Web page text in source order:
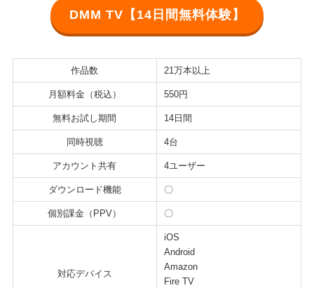
DMM TV【14日間無料体験】
作品数 21万本以上
月額料金（税込） 550円
無料お試し期間 14日間
同時視聴 4台
アカウント共有 4ユーザー
ダウンロード機能 〇
個別課金（PPV） 〇
対応デバイス
iOS
Android
Amazon
Fire TV